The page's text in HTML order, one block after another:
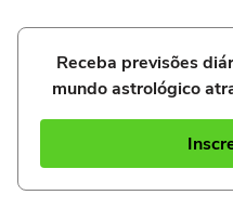
Receba previsões
mundo astrológico